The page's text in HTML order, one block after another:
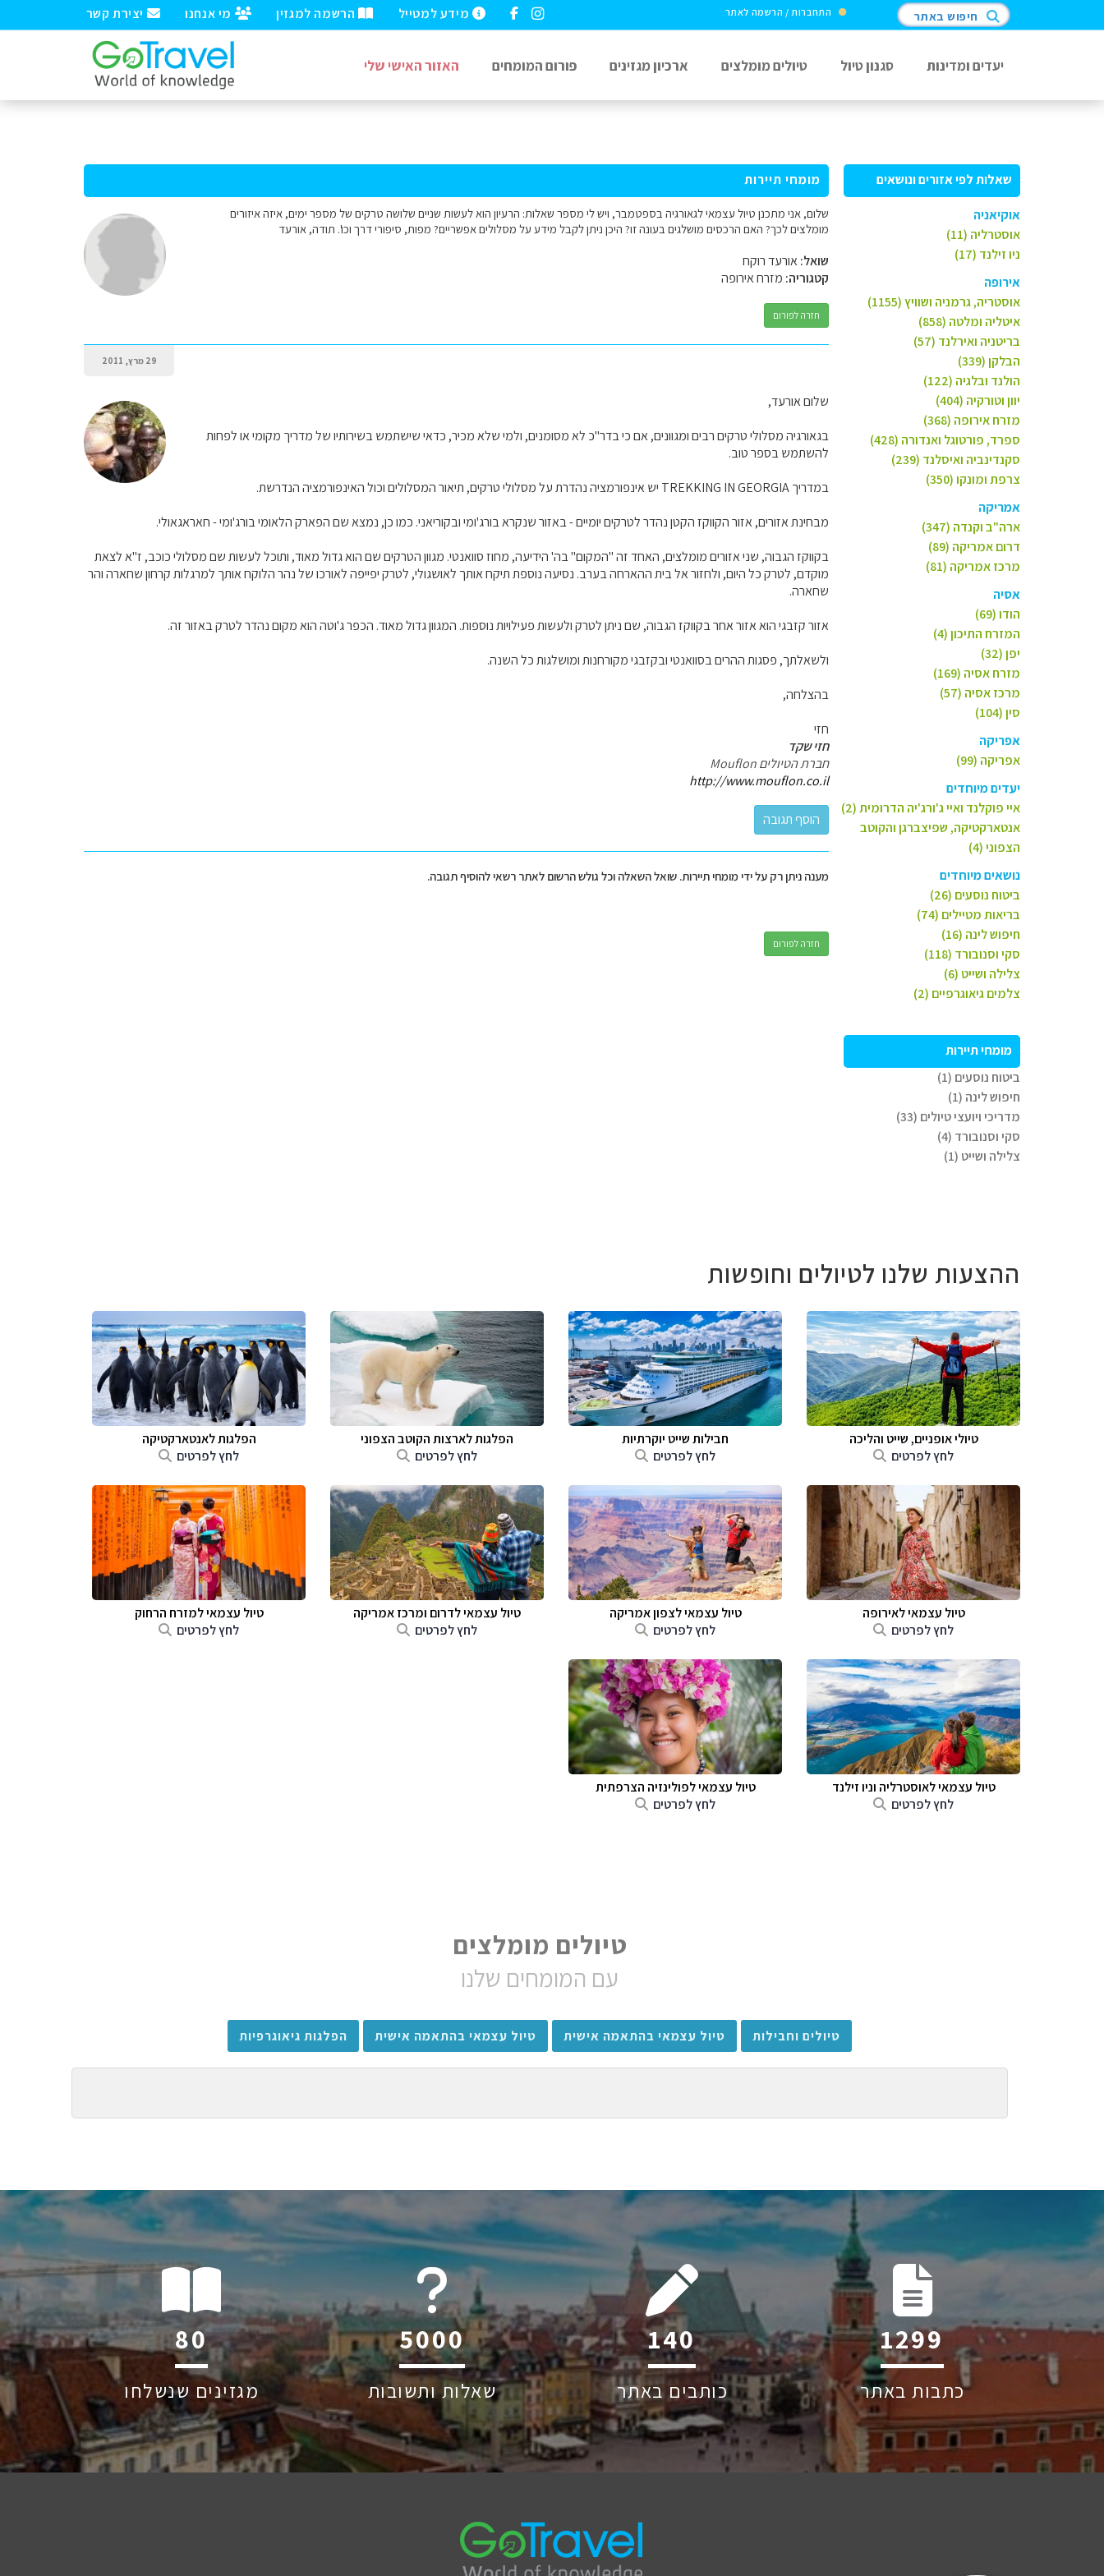
יצירת קשר מי אנחנו הרשמה למגזין מידע למטייל התחברות / הרשמה לאתר חיפוש באתר
יעדים ומדינות סגנון טיול טיולים מומלצים ארכיון מגזינים פורום המומחים האזור האישי שלי
שאלות לפי אזורים ונושאים
אוקיאניה
אוסטרליה (11)
ניו זילנד (17)
אירופה
אוסטריה, גרמניה ושוויץ (1155)
איטליה ומלטה (858)
בריטניה ואירלנד (57)
הבלקן (339)
הולנד ובלגיה (122)
יוון וטורקיה (404)
מזרח אירופה (368)
ספרד, פורטוגל ואנדורה (428)
סקנדינביה ואיסלנד (239)
צרפת ומונקו (350)
אמריקה
ארה"ב וקנדה (347)
דרום אמריקה (89)
מרכז אמריקה (81)
אסיה
הודו (69)
המזרח התיכון (4)
יפן (32)
מזרח אסיה (169)
מרכז אסיה (57)
סין (104)
אפריקה
אפריקה (99)
יעדים מיוחדים
איי פוקלנד ואיי ג'ורג'יה הדרומית (2)
אנטארקטיקה, שפיצברגן והקוטב
הצפוני (4)
נושאים מיוחדים
ביטוח נוסעים (26)
בריאות מטיילים (74)
חיפוש לינה (16)
סקי וסנובורד (118)
צלילה ושייט (6)
צלמים גיאוגרפיים (2)
מומחי תיירות
ביטוח נוסעים (1)
חיפוש לינה (1)
מדריכי ויועצי טיולים (33)
סקי וסנובורד (4)
צלילה ושייט (1)
מומחי תיירות
שלום, אני מתכנן טיול עצמאי לגאורגיה בספטמבר, ויש לי מספר שאלות: הרעיון הוא לעשות שניים שלושה טרקים של מספר ימים, איזה איזורים
מומלצים לכך? האם הרכסים מושלגים בעונה זו? היכן ניתן לקבל מידע על מסלולים אפשריים? מפות, סיפורי דרך וכו'. תודה, אורעד
שואל:אורעד רוקח
קטגוריה: מזרח אירופה
חזרה לפורום
29 מרץ, 2011
שלום אורעד,
בגאורגיה מסלולי טרקים רבים ומגוונים, אם כי בדר"כ לא מסומנים, ולמי שלא מכיר, כדאי שישתמש בשירותיו של מדריך מקומי או לפחות
להשתמש בספר טוב.
במדריך TREKKING IN GEORGIA יש אינפורמציה נהדרת על מסלולי טרקים, תיאור המסלולים וכול האינפורמציה הנדרשת.
מבחינת אזורים, אזור הקווקז הקטן נהדר לטרקים יומיים - באזור שנקרא בורג'ומי ובקוריאני. כמו כן, נמצא שם הפארק הלאומי בורג'ומי - חאראגאולי.
בקווקז הגבוה, שני אזורים מומלצים, האחד זה "המקום" בה' הידיעה, מחוז סוואנטי. מגוון הטרקים שם הוא גדול מאוד, ותוכל לעשות שם מסלולי כוכב, ז"א לצאת
מוקדם, לטרק כל היום, ולחזור אל בית ההארחה בערב. נסיעה נוספת תיקח אותך לאושגולי, לטרק יפייפה לאורכו של נהר הלוקח אותך למרגלות קרחון שחארה והר
שחארה.
אזור קזבגי הוא אזור אחר בקווקז הגבוה, שם ניתן לטרק ולעשות פעילויות נוספות. המגוון גדול מאוד. הכפר ג'וטה הוא מקום נהדר לטרק באזור זה.
ולשאלתך, פסגות ההרים בסוואנטי ובקזבגי מקורחנות ומושלגות כל השנה.
בהצלחה,
חזי
חזי שקד
חברת הטיולים Mouflon
http://www.mouflon.co.il
מענה ניתן רק על ידי מומחי תיירות. שואל השאלה וכל גולש הרשום לאתר רשאי להוסיף תגובה.
חזרה לפורום
ההצעות שלנו לטיולים וחופשות
טיולי אופניים, שייט והליכה
לחץ לפרטים
חבילות שייט יוקרתיות
לחץ לפרטים
הפלגות לארצות הקוטב הצפוני
לחץ לפרטים
הפלגות לאנטארקטיקה
לחץ לפרטים
טיול עצמאי לאירופה
לחץ לפרטים
טיול עצמאי לצפון אמריקה
לחץ לפרטים
טיול עצמאי לדרום ומרכז אמריקה
לחץ לפרטים
טיול עצמאי למזרח הרחוק
לחץ לפרטים
טיול עצמאי לאוסטרליה וניו זילנד
לחץ לפרטים
טיול עצמאי לפולינזיה הצרפתית
לחץ לפרטים
טיולים מומלצים
עם המומחים שלנו
טיולים וחבילות טיול עצמאי בהתאמה אישית טיול עצמאי בהתאמה אישית הפלגות גיאוגרפיות
118
מגזינים שנשלחו
6045
שאלות ותשובות
207
כותבים באתר
1928
כתבות באתר